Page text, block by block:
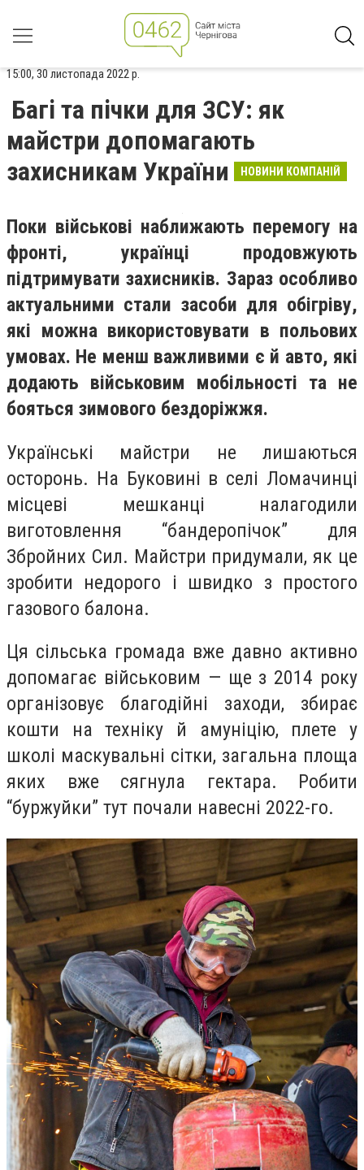
15:00, 30 листопада 2022 р.
Багі та пічки для ЗСУ: як
майстри допомагають
захисникам України
НОВИНИ КОМПАНІЙ
Поки військові наближають перемогу на
фронті, українці продовжують
підтримувати захисників. Зараз особливо
актуальними стали засоби для обігріву,
які можна використовувати в польових
умовах. Не менш важливими є й авто, які
додають військовим мобільності та не
бояться зимового бездоріжжя.
Українські майстри не лишаються
осторонь. На Буковині в селі Ломачинці
місцеві мешканці налагодили
виготовлення “бандеропічок” для
Збройних Сил. Майстри придумали, як це
зробити недорого і швидко з простого
газового балона.
Ця сільська громада вже давно активно
допомагає військовим — ще з 2014 року
організовує благодійні заходи, збирає
кошти на техніку й амуніцію, плете у
школі маскувальні сітки, загальна площа
яких вже сягнула гектара. Робити
“буржуйки” тут почали навесні 2022-го.